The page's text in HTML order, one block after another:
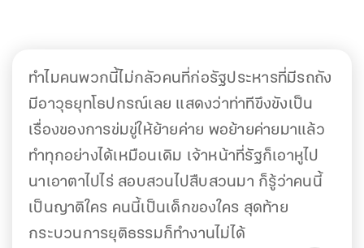
ทำไมคนพวกนี้ไม่กลัวคนที่ก่อรัฐประหารที่มีรถถัง
มีอาวุธยุทโธปกรณ์เลย แสดงว่าท่าทีขึงขังเป็น
เรื่องของการข่มขู่ให้ย้ายค่าย พอย้ายค่ายมาแล้ว
ทำทุกอย่างได้เหมือนเดิม เจ้าหน้าที่รัฐก็เอาหูไป
นาเอาตาไปไร่ สอบสวนไปสืบสวนมา ก็รู้ว่าคนนี้
เป็นญาติใคร คนนี้เป็นเด็กของใคร สุดท้าย
กระบวนการยุติธรรมก็ทำงานไม่ได้